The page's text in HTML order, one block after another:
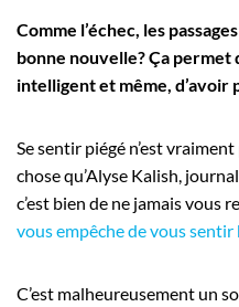
Comme l’échec, les
bonne nouvelle? Ça
intelligent et même, d’avoir
Se sentir piégé n’est
chose qu’Alyse Kalish,
c’est bien de ne jamais vous
vous empêche de vous
C’est malheureusement un